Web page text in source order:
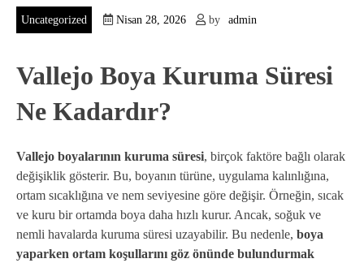
Uncategorized Nisan 28, 2026 by admin
Vallejo Boya Kuruma Süresi
Ne Kadardır?
Vallejo boyalarının kuruma süresi, birçok faktöre bağlı olarak
değişiklik gösterir. Bu, boyanın türüne, uygulama kalınlığına,
ortam sıcaklığına ve nem seviyesine göre değişir. Örneğin, sıcak
ve kuru bir ortamda boya daha hızlı kurur. Ancak, soğuk ve
nemli havalarda kuruma süresi uzayabilir. Bu nedenle, boya
yaparken ortam koşullarını göz önünde bulundurmak